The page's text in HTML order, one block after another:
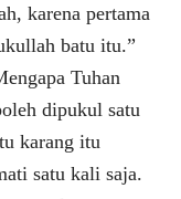
karena pertama
batu itu.”
Tuhan
dipukul satu
karang itu
satu kali saja.